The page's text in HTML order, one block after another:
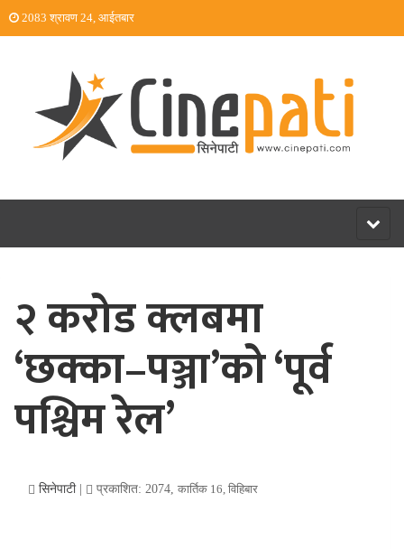
2083 श्रावण 24, आईतबार
Toggle
२ करोड क्लबमा
‘छक्का–पञ्जा’को ‘पूर्व
पश्चिम रेल’
सिनेपाटी| प्रकाशित: 2074, कार्तिक 16, विहिबार